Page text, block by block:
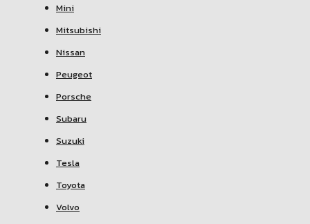
Mini
Mitsubishi
Nissan
Peugeot
Porsche
Subaru
Suzuki
Tesla
Toyota
Volvo